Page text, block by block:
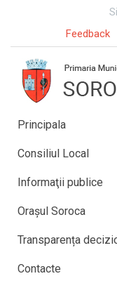
Feedback
Principala
Consiliul Local
Informaţii publice
Orașul Soroca
Transparența
Contacte